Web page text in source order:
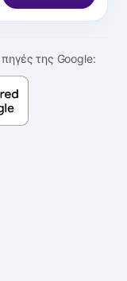
της Google: